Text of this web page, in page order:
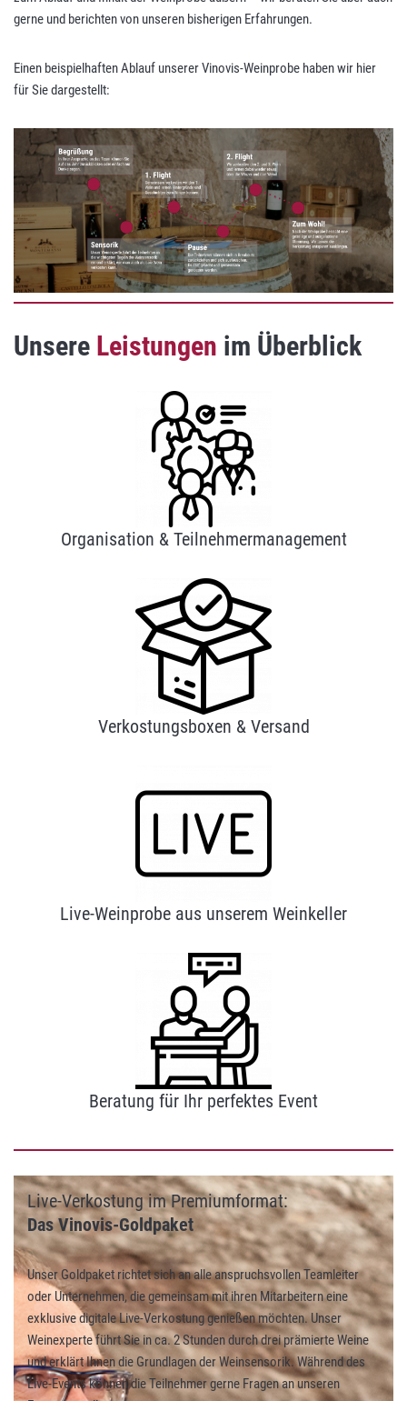
gerne und berichten von unseren bisherigen Erfahrungen.
Einen beispielhaften Ablauf unserer Vinovis-Weinprobe haben wir hier
für Sie dargestellt:
Unsere Leistungen im Überblick
Organisation & Teilnehmermanagement
Verkostungsboxen & Versand
Live-Weinprobe aus unserem Weinkeller
Beratung für Ihr perfektes Event
Live-Verkostung im Premiumformat:
Das Vinovis-Goldpaket
Unser Goldpaket richtet sich an alle anspruchsvollen Teamleiter
oder Unternehmen, die gemeinsam mit ihren Mitarbeitern eine
exklusive digitale Live-Verkostung genießen möchten. Unser
Weinexperte führt Sie in ca. 2 Stunden durch drei prämierte Weine
und erklärt Ihnen die Grundlagen der Weinsensorik. Während des
Live-Events können die Teilnehmer gerne Fragen an unseren